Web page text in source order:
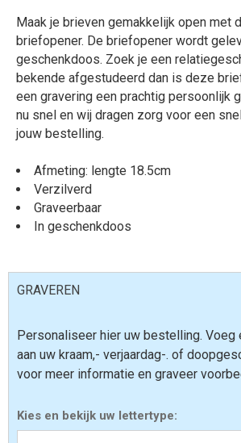
Maak je brieven gemakkelijk open met
briefopener. De briefopener wordt
geschenkdoos. Zoek je een
bekende afgestudeerd dan is deze
een gravering een prachtig persoonlijk
nu snel en wij dragen zorg voor een
jouw bestelling.
Afmeting: lengte 18.5cm
Verzilverd
Graveerbaar
In geschenkdoos
GRAVEREN
Personaliseer hier uw bestelling. Voeg
aan uw kraam,- verjaardag-. of
voor meer informatie en graveer
Kies en bekijk uw lettertype: